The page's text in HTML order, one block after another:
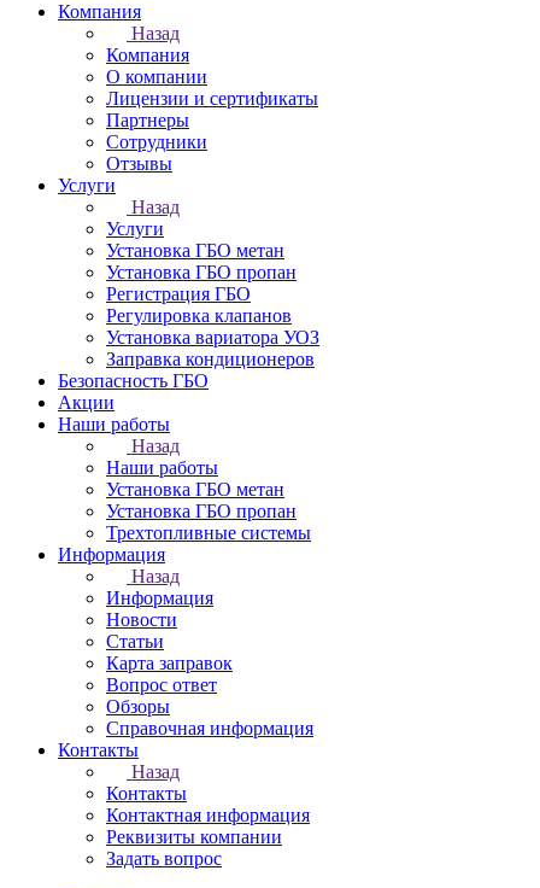
Компания
Назад
Компания
О компании
Лицензии и сертификаты
Партнеры
Сотрудники
Отзывы
Услуги
Назад
Услуги
Установка ГБО метан
Установка ГБО пропан
Регистрация ГБО
Регулировка клапанов
Установка вариатора УОЗ
Заправка кондиционеров
Безопасность ГБО
Акции
Наши работы
Назад
Наши работы
Установка ГБО метан
Установка ГБО пропан
Трехтопливные системы
Информация
Назад
Информация
Новости
Статьи
Карта заправок
Вопрос ответ
Обзоры
Справочная информация
Контакты
Назад
Контакты
Контактная информация
Реквизиты компании
Задать вопрос